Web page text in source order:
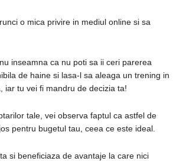
o mica privire in mediul online si sa
inseamna ca nu poti sa ii ceri parerea
de haine si lasa-l sa aleaga un trening in
iar tu vei fi mandru de decizia ta!
tale, vei observa faptul ca astfel de
pentru bugetul tau, ceea ce este ideal.
si beneficiaza de avantaje la care nici